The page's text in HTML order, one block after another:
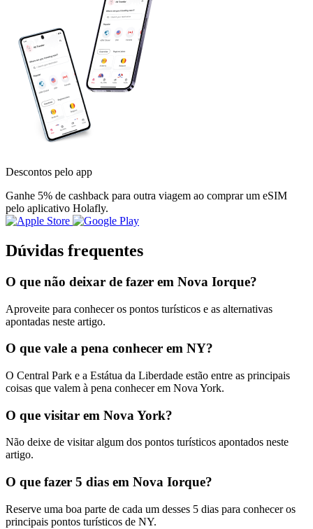
Descontos pelo app
Ganhe 5% de cashback para outra viagem ao comprar um eSIM
pelo aplicativo Holafly.
Dúvidas frequentes
O que não deixar de fazer em Nova Iorque?
Aproveite para conhecer os pontos turísticos e as alternativas
apontadas neste artigo.
O que vale a pena conhecer em NY?
O Central Park e a Estátua da Liberdade estão entre as principais
coisas que valem à pena conhecer em Nova York.
O que visitar em Nova York?
Não deixe de visitar algum dos pontos turísticos apontados neste
artigo.
O que fazer 5 dias em Nova Iorque?
Reserve uma boa parte de cada um desses 5 dias para conhecer os
principais pontos turísticos de NY.